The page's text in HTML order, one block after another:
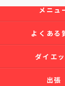
メニュ
よくある
ダイエ
出張